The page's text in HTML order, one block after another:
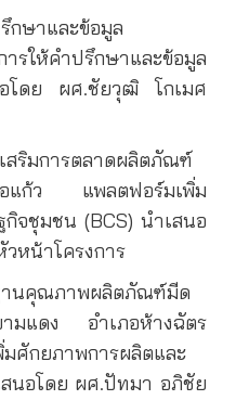
กษาและข้อมูล
รให้คำปรึกษาและข้อมูล
โดย ผศ.ชัยวุฒิ โกเมศ
สริมการตลาดผลิตภัณฑ์
อแก้ว แพลตฟอร์มเพิ่ม
จชุมชน (BCS) นำเสนอ
หน้าโครงการ
านคุณภาพผลิตภัณฑ์มีด
มแดง อำเภอห้างฉัตร
ศักยภาพการผลิตและ
นอโดย ผศ.ปัทมา อภิชัย